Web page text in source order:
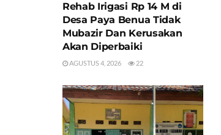
Rehab Irigasi Rp 14 M di
Desa Paya Benua Tidak
Mubazir Dan Kerusakan
Akan Diperbaiki
AGUSTUS 4, 2026 22